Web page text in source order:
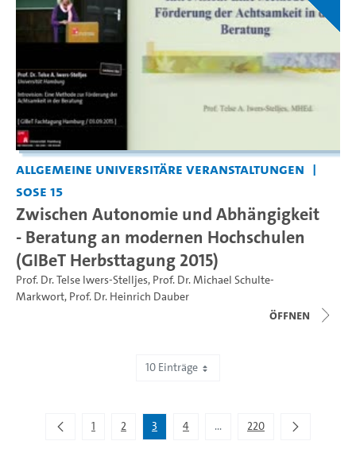
Allgemeine universitäre Veranstaltungen
SoSe 15
Zwischen Autonomie und Abhängigkeit
- Beratung an modernen Hochschulen
(GIBeT Herbsttagung 2015)
Prof. Dr. Telse Iwers-Stelljes, Prof. Dr. Michael Schulte-
Markwort, Prof. Dr. Heinrich Dauber
Öffnen
10 Einträge
1 2 3 4 ...Zwischenseiten Navigieren
220